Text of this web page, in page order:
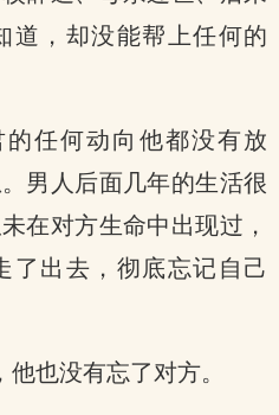
道，却没能帮上任何的
任何动向他都没有放
男人后面几年的生活很
在对方生命中出现过，
了出去，彻底忘记自己
也没有忘了对方。